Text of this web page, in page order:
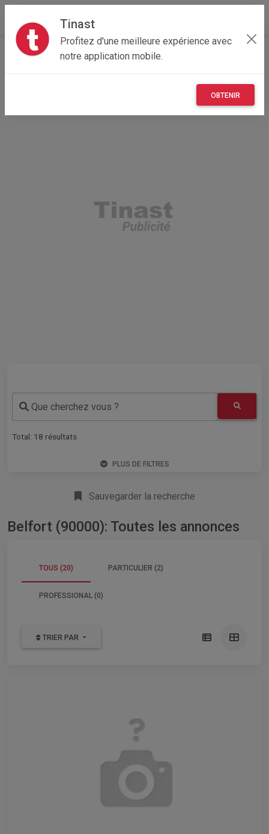
Tinast
Profitez d'une meilleure expérience avec
notre application mobile.
OBTENIR
Accueil Recherche
Bourgogne-Franche-Comté
Que cherchez vous ?
Total: 18 résultats
PLUS DE FILTRES
Sauvegarder la recherche
Belfort (90000): Toutes les annonces
TOUS (20) PARTICULIER (2)
PROFESSIONAL (0)
TRIER PAR